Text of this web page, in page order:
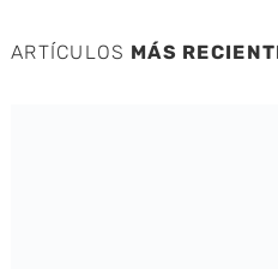
ARTÍCULOS MÁS